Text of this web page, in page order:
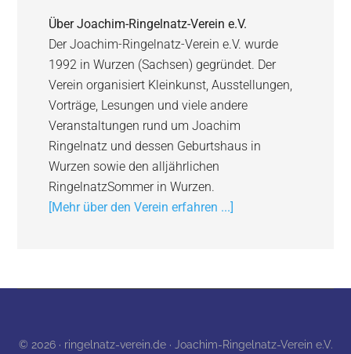
ÜberJoachim-Ringelnatz-Verein e.V.
Der Joachim-Ringelnatz-Verein e.V. wurde
1992 in Wurzen (Sachsen) gegründet. Der
Verein organisiert Kleinkunst, Ausstellungen,
Vorträge, Lesungen und viele andere
Veranstaltungen rund um Joachim
Ringelnatz und dessen Geburtshaus in
Wurzen sowie den alljährlichen
RingelnatzSommer in Wurzen.
[Mehr über den Verein erfahren ...]
© 2026 · ringelnatz-verein.de · Joachim-Ringelnatz-Verein e.V.